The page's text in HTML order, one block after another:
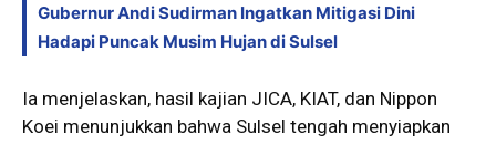
Gubernur Andi Sudirman Ingatkan Mitigasi Dini
Hadapi Puncak Musim Hujan di Sulsel
Ia menjelaskan, hasil kajian JICA, KIAT, dan Nippon
Koei menunjukkan bahwa Sulsel tengah menyiapkan